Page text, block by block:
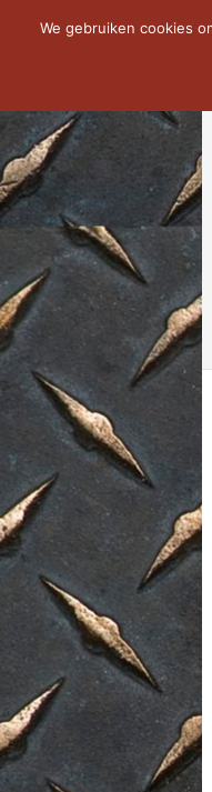
We gebruiken cookies